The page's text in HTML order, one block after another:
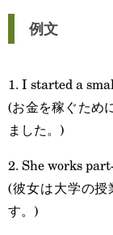
例文
1. I started a
(お金を稼ぐため
ました。)
2. She works
(彼女は大学の授
す。)